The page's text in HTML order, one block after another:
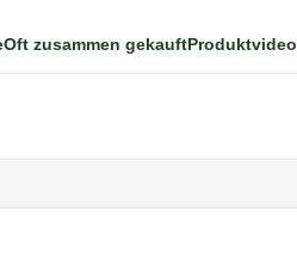
Oft zusammen gekauftProduktvideo